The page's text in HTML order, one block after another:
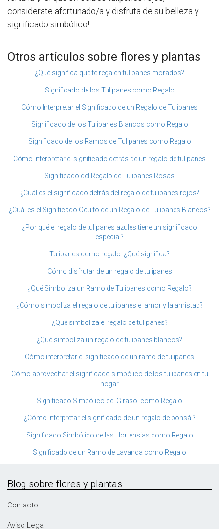
considerate afortunado/a y disfruta de su belleza y
significado simbólico!
Otros artículos sobre flores y plantas
¿Qué significa que te regalen tulipanes morados?
Significado de los Tulipanes como Regalo
Cómo Interpretar el Significado de un Regalo de Tulipanes
Significado de los Tulipanes Blancos como Regalo
Significado de los Ramos de Tulipanes como Regalo
Cómo interpretar el significado detrás de un regalo de tulipanes
Significado del Regalo de Tulipanes Rosas
¿Cuál es el significado detrás del regalo de tulipanes rojos?
¿Cuál es el Significado Oculto de un Regalo de Tulipanes Blancos?
¿Por qué el regalo de tulipanes azules tiene un significado
especial?
Tulipanes como regalo: ¿Qué significa?
Cómo disfrutar de un regalo de tulipanes
¿Qué Simboliza un Ramo de Tulipanes como Regalo?
¿Cómo simboliza el regalo de tulipanes el amor y la amistad?
¿Qué simboliza el regalo de tulipanes?
¿Qué simboliza un regalo de tulipanes blancos?
Cómo interpretar el significado de un ramo de tulipanes
Cómo aprovechar el significado simbólico de los tulipanes en tu
hogar
Significado Simbólico del Girasol como Regalo
¿Cómo interpretar el significado de un regalo de bonsái?
Significado Simbólico de las Hortensias como Regalo
Significado de un Ramo de Lavanda como Regalo
Blog sobre flores y plantas
Contacto
Aviso Legal